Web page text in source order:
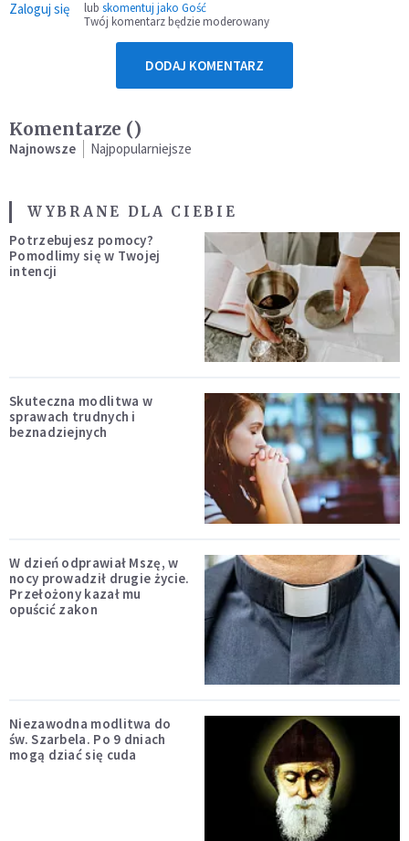
Zaloguj się lub skomentuj jako Gość
Twój komentarz będzie moderowany
DODAJ KOMENTARZ
Komentarze ()
Najnowsze Najpopularniejsze
WYBRANE DLA CIEBIE
Potrzebujesz pomocy?
Pomodlimy się w Twojej
intencji
Skuteczna modlitwa w
sprawach trudnych i
beznadziejnych
W dzień odprawiał Mszę, w
nocy prowadził drugie życie.
Przełożony kazał mu
opuścić zakon
Niezawodna modlitwa do
św. Szarbela. Po 9 dniach
mogą dziać się cuda